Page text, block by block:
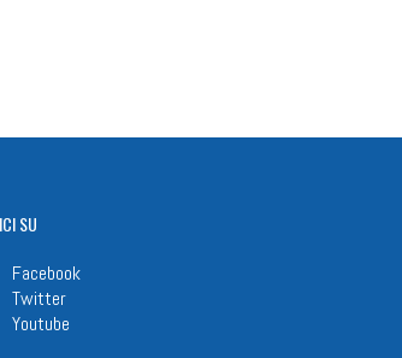
SU
Facebook
Twitter
Youtube